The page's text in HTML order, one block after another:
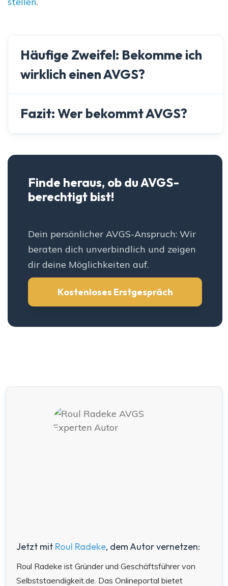
Häufige Zweifel: Bekomme ich
wirklich einen AVGS?
Fazit: Wer bekommt AVGS?
Finde heraus, ob du AVGS-
berechtigt bist!
Dein persönlicher AVGS-Anspruch: Wir
beraten dich unverbindlich und zeigen
dir deine Möglichkeiten auf.
Kostenloses Erstgespräch
Jetzt mit Roul Radeke, dem Autor vernetzen:
Roul Radeke ist Gründer und Geschäftsführer von
Selbststaendigkeit.de. Das Onlineportal bietet